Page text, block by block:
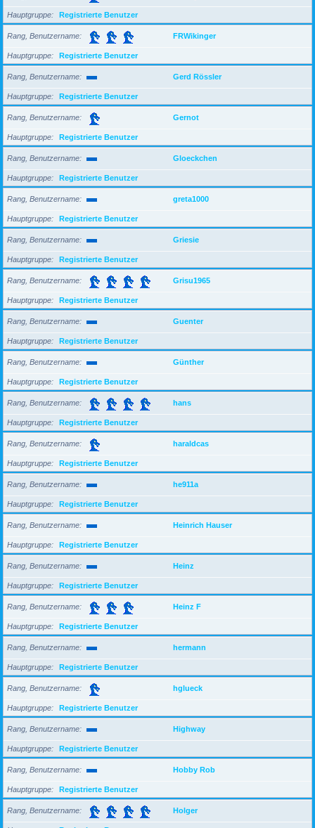
Hauptgruppe Registrierte Benutzer
Rang, Benutzername FRWikinger
Hauptgruppe Registrierte Benutzer
Rang, Benutzername Gerd Rössler
Hauptgruppe Registrierte Benutzer
Rang, Benutzername Gernot
Hauptgruppe Registrierte Benutzer
Rang, Benutzername Gloeckchen
Hauptgruppe Registrierte Benutzer
Rang, Benutzername greta1000
Hauptgruppe Registrierte Benutzer
Rang, Benutzername Griesie
Hauptgruppe Registrierte Benutzer
Rang, Benutzername Grisu1965
Hauptgruppe Registrierte Benutzer
Rang, Benutzername Guenter
Hauptgruppe Registrierte Benutzer
Rang, Benutzername Günther
Hauptgruppe Registrierte Benutzer
Rang, Benutzername hans
Hauptgruppe Registrierte Benutzer
Rang, Benutzername haraldcas
Hauptgruppe Registrierte Benutzer
Rang, Benutzername he911a
Hauptgruppe Registrierte Benutzer
Rang, Benutzername Heinrich Hauser
Hauptgruppe Registrierte Benutzer
Rang, Benutzername Heinz
Hauptgruppe Registrierte Benutzer
Rang, Benutzername Heinz F
Hauptgruppe Registrierte Benutzer
Rang, Benutzername hermann
Hauptgruppe Registrierte Benutzer
Rang, Benutzername hglueck
Hauptgruppe Registrierte Benutzer
Rang, Benutzername Highway
Hauptgruppe Registrierte Benutzer
Rang, Benutzername Hobby Rob
Hauptgruppe Registrierte Benutzer
Rang, Benutzername Holger